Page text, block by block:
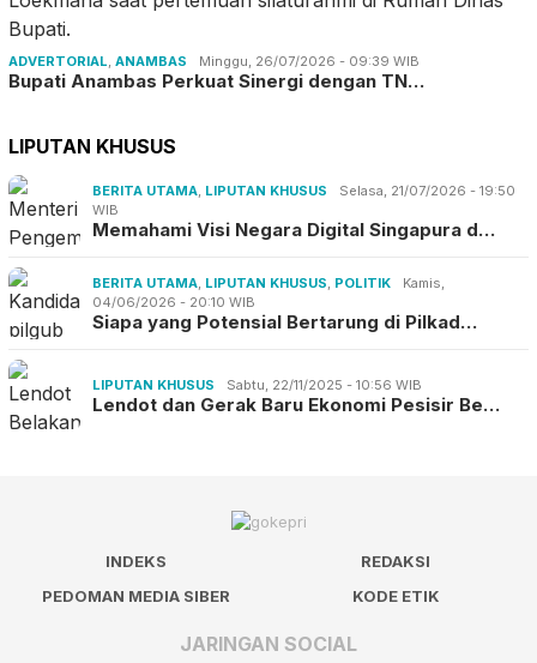
ADVERTORIAL, ANAMBAS Minggu, 26/07/2026 - 09:39 WIB
Bupati Anambas Perkuat Sinergi dengan TN…
LIPUTAN KHUSUS
BERITA UTAMA, LIPUTAN KHUSUS
Selasa, 21/07/2026 - 19:50
WIB
Memahami Visi Negara Digital Singapura d…
BERITA UTAMA, LIPUTAN KHUSUS, POLITIK
Kamis,
04/06/2026 - 20:10 WIB
Siapa yang Potensial Bertarung di Pilkad…
LIPUTAN KHUSUS Sabtu, 22/11/2025 - 10:56 WIB
Lendot dan Gerak Baru Ekonomi Pesisir Be…
INDEKS
REDAKSI
PEDOMAN MEDIA SIBER
KODE ETIK
JARINGAN SOCIAL